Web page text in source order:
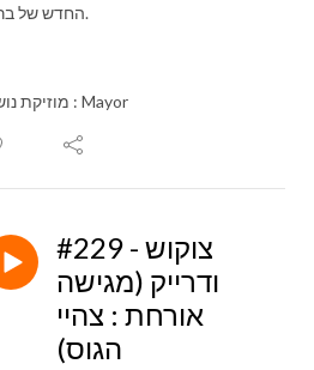
החדש של בריל.
מוזיקת נושא : Mayor
#229 - צוקוש
ודרייק (מגישה
אורחת : צהיי
הגוס)